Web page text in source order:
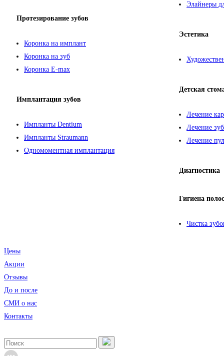
Протезирование зубов
Коронка на имплант
Коронка на зуб
Коронка E-max
Имплантация зубов
Импланты Dentium
Импланты Straumann
Одномоментная имплантация
Элайнеры
Эстетика
Детская
Лечение
Лечение
Лечение
Диагностика
Гигиена
Чистка
Цены
Акции
Отзывы
До и после
CМИ о нас
Контакты